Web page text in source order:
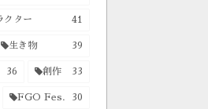
クター 41
生き物 39
36 創作 33
FGO Fes. 30